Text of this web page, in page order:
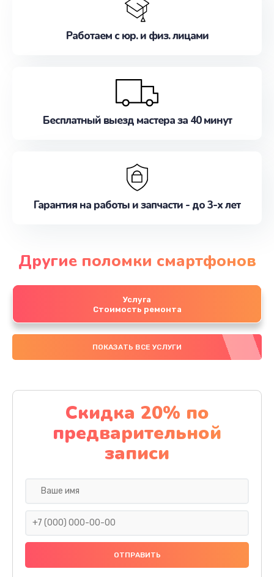
Работаем с юр. и физ. лицами
Бесплатный выезд мастера за 40 минут
Гарантия на работы и запчасти - до 3-х лет
Другие поломки смартфонов
Услуга
Стоимость ремонта
ПОКАЗАТЬ ВСЕ УСЛУГИ
Скидка 20% по
предварительной
записи